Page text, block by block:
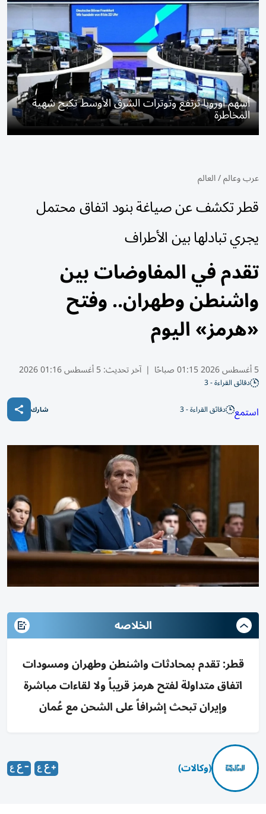
أسهم أوروبا ترتفع وتوترات الشرق الأوسط تكبح شهية
المخاطرة
عرب وعالم/العالم
قطر تكشف عن صياغة بنود اتفاق محتمل
يجري تبادلها بين الأطراف
تقدم في المفاوضات بين
واشنطن وطهران.. وفتح
«هرمز» اليوم
5 أغسطس 2026 01:15 صباحًا | آخر تحديث:5 أغسطس 01:16 2026
دقائق القراءة - 3
استمع دقائق القراءة - 3 شارك
الخلاصه
قطر: تقدم بمحادثات واشنطن وطهران ومسودات
اتفاق متداولة لفتح هرمز قريباً ولا لقاءات مباشرة
وإيران تبحث إشرافاً على الشحن مع عُمان
(وكالات)